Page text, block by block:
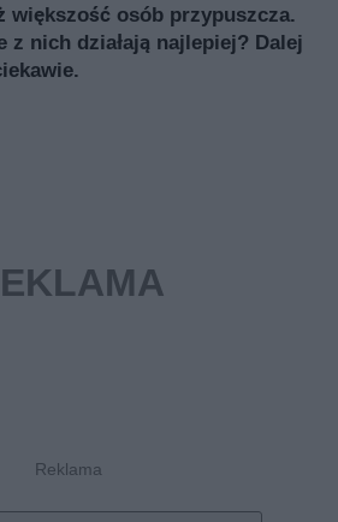
większość osób przypuszcza.
z nich działają najlepiej? Dalej